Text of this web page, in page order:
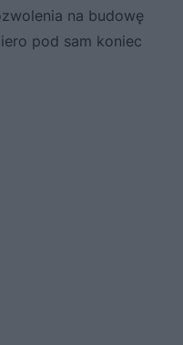
na budowę
pod sam koniec